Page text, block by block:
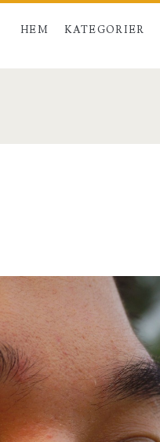
HEM KATEGORIER